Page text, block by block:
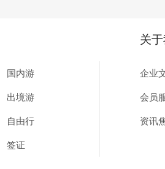
国内游
出境游
自由行
签证
关
企业
会员
资讯